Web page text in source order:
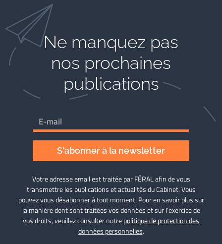
Ne manquez pas
nos prochaines
publications
S'abonner à la newsletter
Votre adresse email est traitée par FÉRAL afin de vous
transmettre les publications et actualités du Cabinet. Vous
pouvez vous désabonner à tout moment. Pour en savoir plus sur
la manière dont sont traitées vos données et sur l’exercice de
vos droits, veuillez consulter notrepolitique de protection des
données personnelles.